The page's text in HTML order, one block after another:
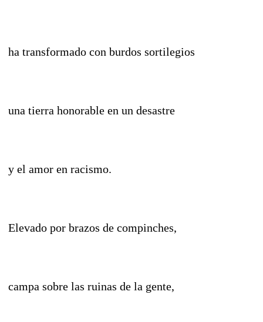
ha transformado con burdos sortilegios
una tierra honorable en un desastre
y el amor en racismo.
Elevado por brazos de compinches,
campa sobre las ruinas de la gente,